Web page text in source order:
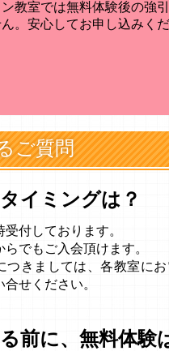
教室では無料体験後の強
。安心してお申し込みくだ
ご質問
イミングは？
受付しております。
らでもご入会頂けます。
つきましては、各教室に
合せください。
前に、無料体験